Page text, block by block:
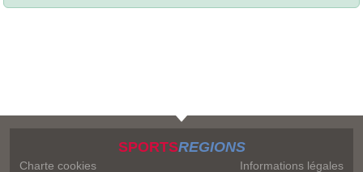
SPORTSREGIONS
Charte cookies Informations légales